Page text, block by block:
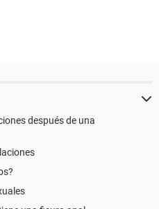
después de una